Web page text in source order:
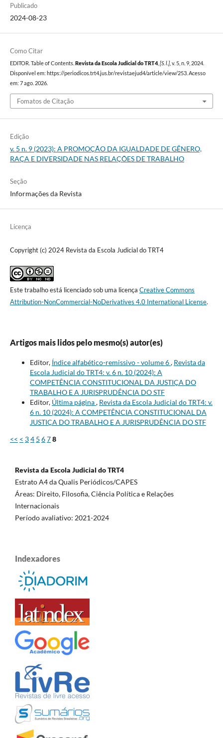
Publicado
2024-08-23
Como Citar
EDITOR. Table of Contents. Revista da Escola Judicial do TRT4, [S. l.], v. 5, n. 9, 2024.
Disponível em: https://periodicos.trt4.jus.br/revistaejud4/article/view/253. Acesso
em: 7 ago. 2026.
Fomatos de Citação
Edição
v. 5 n. 9 (2023): A PROMOÇÃO DA IGUALDADE DE GÊNERO,
RAÇA E DIVERSIDADE NAS RELAÇÕES DE TRABALHO
Seção
Informações da Revista
Licença
Copyright (c) 2024 Revista da Escola Judicial do TRT4
Este trabalho está licenciado sob uma licença Creative Commons
Attribution-NonCommercial-NoDerivatives 4.0 International License.
Artigos mais lidos pelo mesmo(s) autor(es)
Editor, Índice alfabético-remissivo - volume 6, Revista da
Escola Judicial do TRT4: v. 6 n. 10 (2024): A
COMPETÊNCIA CONSTITUCIONAL DA JUSTIÇA DO
TRABALHO E A JURISPRUDÊNCIA DO STF
Editor, Última página, Revista da Escola Judicial do TRT4: v.
6 n. 10 (2024): A COMPETÊNCIA CONSTITUCIONAL DA
JUSTIÇA DO TRABALHO E A JURISPRUDÊNCIA DO STF
<< < 34 5 678
Revista da Escola Judicial do TRT4
Estrato A4 da Qualis Periódicos/CAPES
Áreas: Direito, Filosofia, Ciência Política e Relações
Internacionais
Período avaliativo: 2021-2024
Indexadores